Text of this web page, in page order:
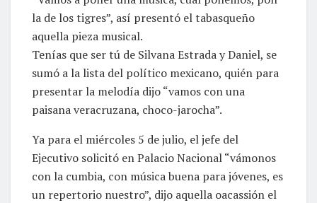
la de los tigres”, así presentó el tabasqueño
aquella pieza musical.
Tenías que ser tú de Silvana Estrada y Daniel, se
sumó a la lista del político mexicano, quién para
presentar la melodía dijo “vamos con una
paisana veracruzana, choco-jarocha”.
Ya para el miércoles 5 de julio, el jefe del
Ejecutivo solicitó en Palacio Nacional “vámonos
con la cumbia, con música buena para jóvenes, es
un repertorio nuestro”, dijo aquella oacassión el